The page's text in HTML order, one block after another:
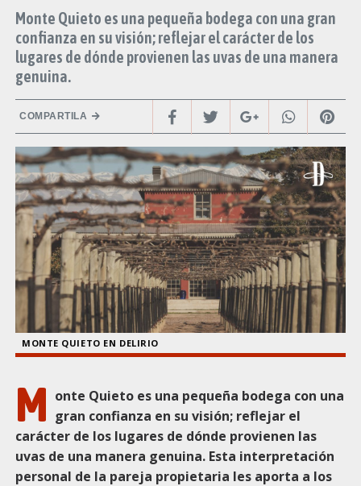
Monte Quieto es una pequeña bodega con una gran
confianza en su visión; reflejar el carácter de los
lugares de dónde provienen las uvas de una manera
genuina.
COMPARTILA
MONTE QUIETO EN DELIRIO
M onte Quieto es una pequeña bodega con una
gran confianza en su visión; reflejar el
carácter de los lugares de dónde provienen las
uvas de una manera genuina. Esta interpretación
personal de la pareja propietaria les aporta a los